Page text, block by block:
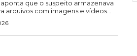
que o suspeito armazenava
arquivos com imagens e vídeos...